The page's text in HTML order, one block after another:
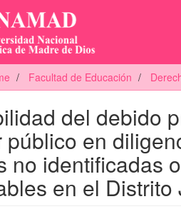
Facultad de Educación
del debido
público en
no identificadas
en el